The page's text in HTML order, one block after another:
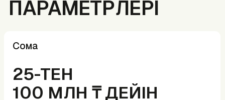
Жеке талқыланады және